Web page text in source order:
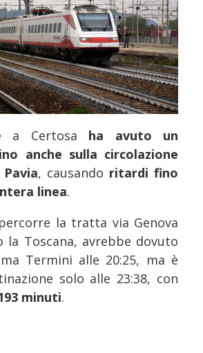
a Certosa ha avuto un
anche sulla circolazione
, causando ritardi fino
linea.
la tratta via Genova
la Toscana, avrebbe dovuto
Termini alle 20:25, ma è
solo alle 23:38, con
minuti.